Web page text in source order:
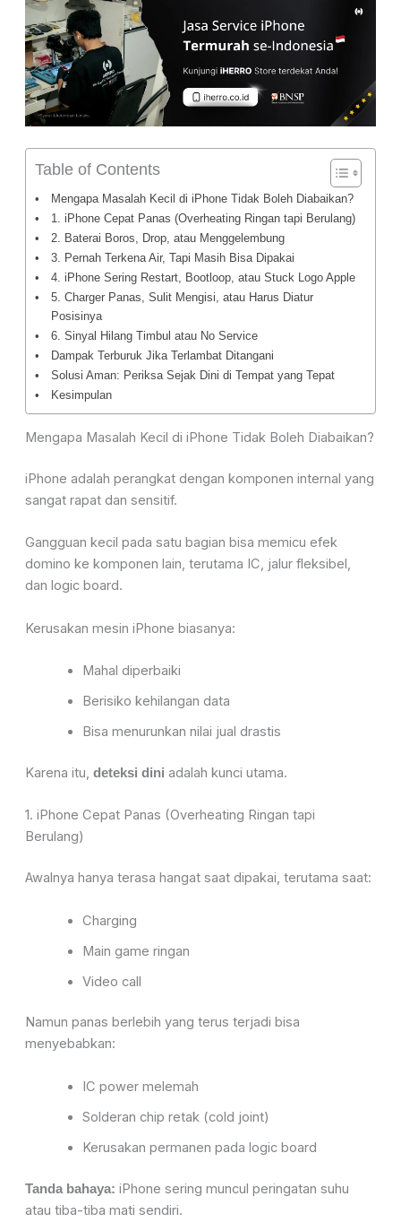
Table of Contents
Mengapa Masalah Kecil di iPhone Tidak Boleh Diabaikan?
1. iPhone Cepat Panas (Overheating Ringan tapi Berulang)
2. Baterai Boros, Drop, atau Menggelembung
3. Pernah Terkena Air, Tapi Masih Bisa Dipakai
4. iPhone Sering Restart, Bootloop, atau Stuck Logo Apple
5. Charger Panas, Sulit Mengisi, atau Harus Diatur
Posisinya
6. Sinyal Hilang Timbul atau No Service
Dampak Terburuk Jika Terlambat Ditangani
Solusi Aman: Periksa Sejak Dini di Tempat yang Tepat
Kesimpulan
Mengapa Masalah Kecil di iPhone Tidak Boleh Diabaikan?
iPhone adalah perangkat dengan komponen internal yang
sangat rapat dan sensitif.
Gangguan kecil pada satu bagian bisa memicu efek
domino ke komponen lain, terutama IC, jalur fleksibel,
dan logic board.
Kerusakan mesin iPhone biasanya:
Mahal diperbaiki
Berisiko kehilangan data
Bisa menurunkan nilai jual drastis
Karena itu, deteksi dini adalah kunci utama.
1. iPhone Cepat Panas (Overheating Ringan tapi
Berulang)
Awalnya hanya terasa hangat saat dipakai, terutama saat:
Charging
Main game ringan
Video call
Namun panas berlebih yang terus terjadi bisa
menyebabkan:
IC power melemah
Solderan chip retak (cold joint)
Kerusakan permanen pada logic board
Tanda bahaya: iPhone sering muncul peringatan suhu
atau tiba-tiba mati sendiri.